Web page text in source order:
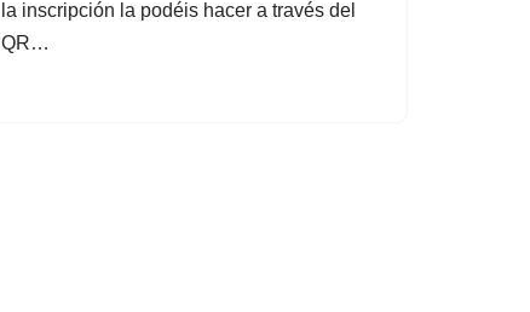
la inscripción la podéis hacer a través del
QR…